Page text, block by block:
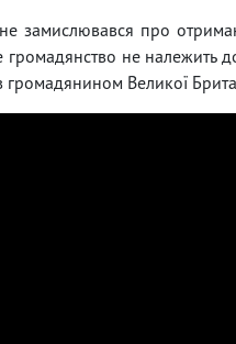
про
не належить
Великої